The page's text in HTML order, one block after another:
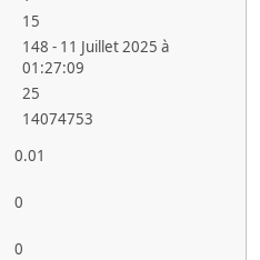
15
148 - 11 Juillet 2025 à
01:27:09
25
14074753
0.01
0
0